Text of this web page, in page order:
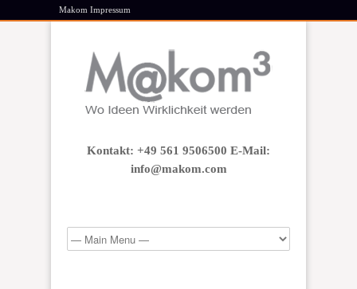
Makom Impressum
Kontakt: +49 561 9506500 E-Mail:
info@makom.com